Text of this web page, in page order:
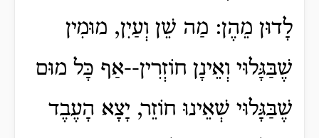
לָדוּן מֵהֶן: מַה שֵׁן וְעַיִן, מוּמִין
שֶׁבַּגָּלוּי וְאֵינָן חוֹזְרִין--אַף כָּל מוּם
שֶׁבַּגָּלוּי שְׁאֵינוּ חוֹזֵר, יָצָא הָעֶבֶד